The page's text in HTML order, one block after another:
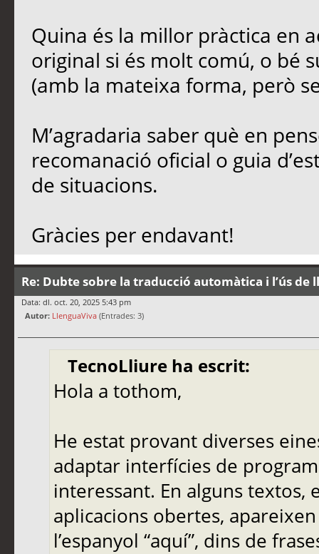
Quina és la millor pràctica en
original si és molt comú, o bé
(amb la mateixa forma, però
M’agradaria saber què en
recomanació oficial o guia
de situacions.
Gràcies per endavant!
Re: Dubte sobre la traducció automàtica i l’ús de
Data: dl. oct. 20, 2025 5:43 pm
Autor: LlenguaViva (Entrades: 3)
TecnoLliure ha escrit:
Hola a tothom,
He estat provant diverses
adaptar interfícies de
interessant. En alguns
aplicacions obertes,
l’espanyol “aquí”, dins de